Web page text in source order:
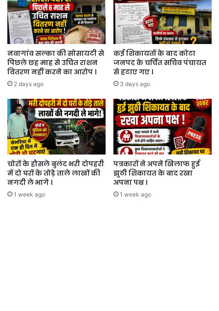
नवागांव सल्का की सोसायटी से
पिछले छह माह से उचित राशन
वितरण नहीं करने का आरोप ।
2 days ago
कई शिकायतों के बाद कोटा
जनपद के चर्चित सचिव पंचायत
से हटाए गए ।
3 days ago
चोरों के हौसले बुलंद भरी दोपहरी
में दो घरों के तोड़े ताले लाखों की
नगदी ले भागे ।
1 week ago
पत्रकारों ने अपने खिलाफ हुई
झुठी शिकायत के बाद रखा
अपना पक्ष ।
1 week ago